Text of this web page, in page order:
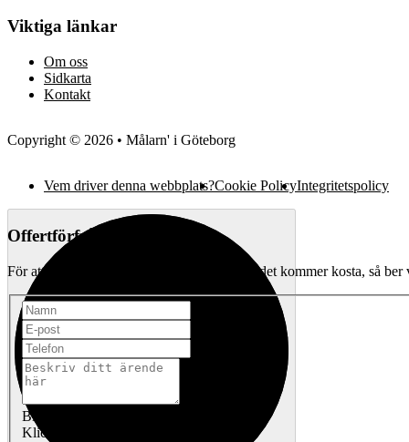
Viktiga länkar
Om oss
Sidkarta
Kontakt
Copyright © 2026 • Målarn' i Göteborg
Vem driver denna webbplats?Cookie PolicyIntegritetspolicy
Offertförfrågan
För att kunna ge en mer exakt offert på vad det kommer kosta, så
Bilder / Filer
Klicka här för att lägga till